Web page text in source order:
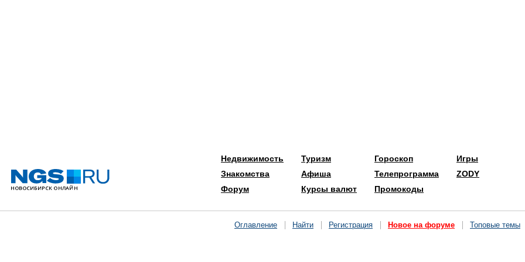
Недвижимость
Знакомства
Форум
Туризм
Афиша
Курсы валют
Гороскоп
Телепрограмма
Промокоды
Игры
ZODY
Оглавление Найти Регистрация Новое на форуме Топовые темы